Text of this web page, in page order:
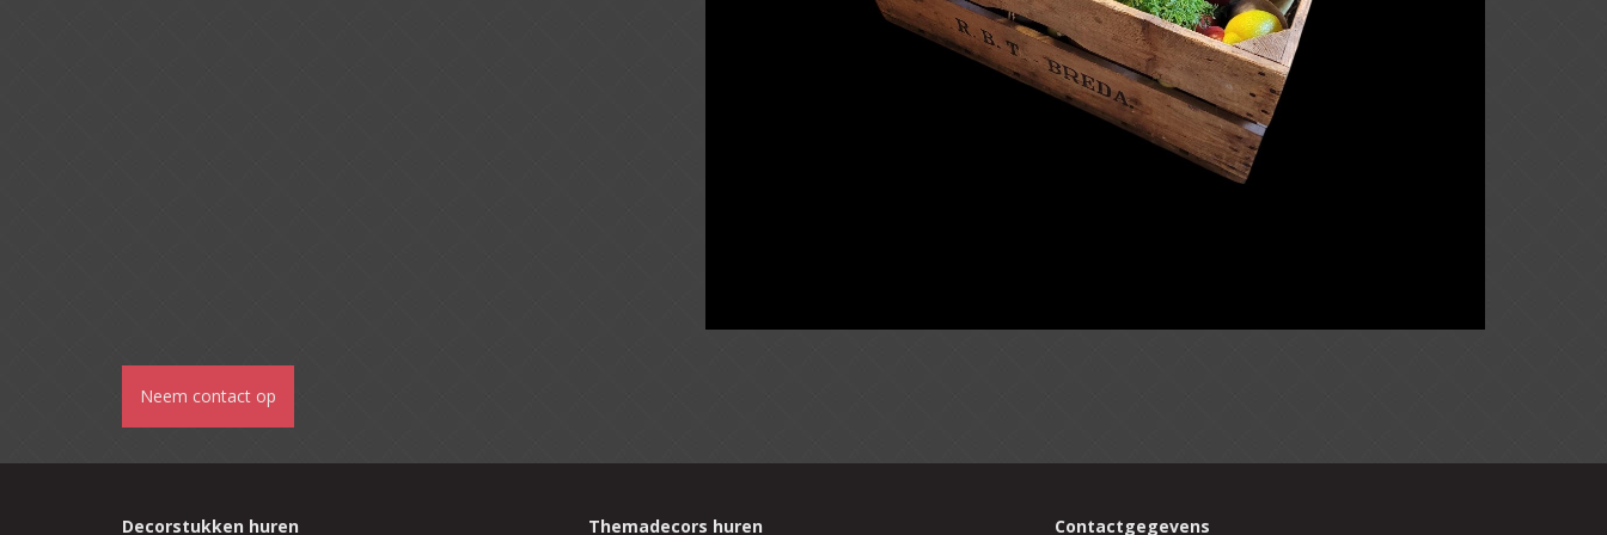
Neem contact op
Decorstukken huren Themadecors huren Contactgegevens